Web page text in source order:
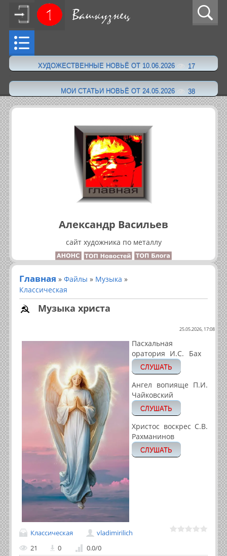
ХУДОЖЕСТВЕННЫЕ НОВЬЁ ОТ 10.06.2026 17
МОИ СТАТЬИ НОВЬЁ ОТ 24.05.2026 38
Александр Васильев
сайт художника по металлу
Главная » Файлы » Музыка »
Классическая
Музыка христа
25.05.2026, 17:08
Пасхальная
оратория И.С. Бах
СЛУШАТЬ
Ангел вопияще П.И.
Чайковский
СЛУШАТЬ
Христос воскрес С.В.
Рахманинов
СЛУШАТЬ
Классическая
vladimirilich
21
0 0.0/0